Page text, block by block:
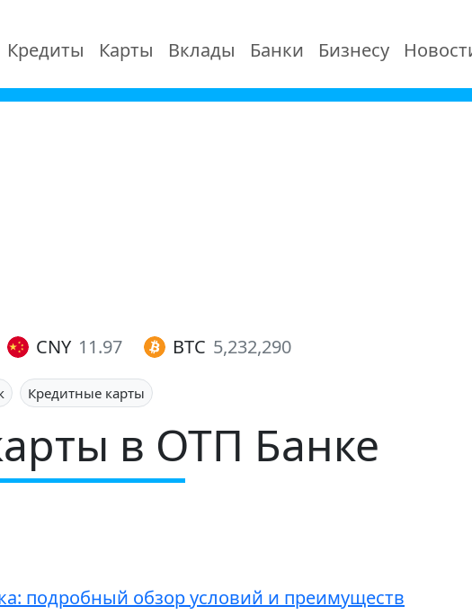
Кредиты Карты Вклады Банки Бизнесу
CNY 11.97 BTC 5,232,290
Кредитные карты
в ОТП Банке
подробный обзор условий и преимуществ